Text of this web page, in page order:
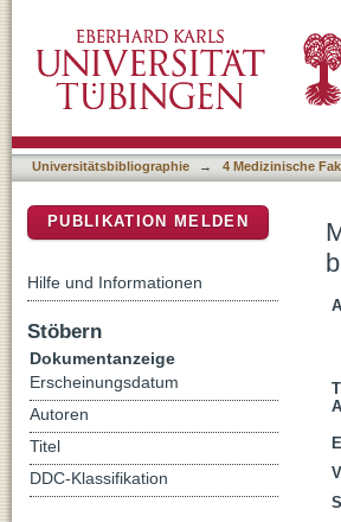
Coenzyme Q
Universitätsbibliographie → 4 Medizinische
PUBLIKATION MELDEN
Hilfe und Informationen
Stöbern
Dokumentanzeige
Erscheinungsdatum
Autoren
Titel
DDC-Klassifikation